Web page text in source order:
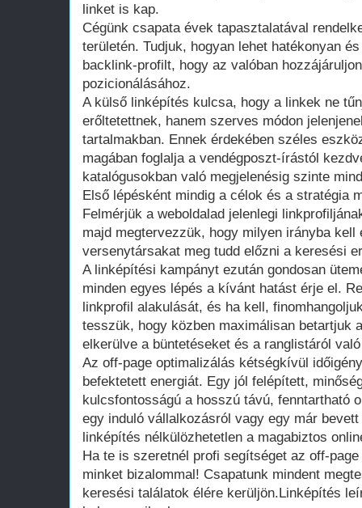
linket is kap.
Cégünk csapata évek tapasztalatával
területén. Tudjuk, hogyan lehet hatékonyan
backlink-profilt, hogy az valóban
pozicionálásához.
A külső linképítés kulcsa, hogy a linkek ne
erőltetettnek, hanem szerves módon
tartalmakban. Ennek érdekében széles
magában foglalja a vendégposzt-írástól
katalógusokban való megjelenésig szinte
Első lépésként mindig a célok és a stratégia
Felmérjük a weboldalad jelenlegi
majd megtervezzük, hogy milyen irányba kell
versenytársakat meg tudd előzni a keresési
A linképítési kampányt ezután gondosan
minden egyes lépés a kívánt hatást érje el.
linkprofil alakulását, és ha kell,
tesszük, hogy közben maximálisan betartjuk
elkerülve a büntetéseket és a ranglistáról
Az off-page optimalizálás kétségkívül
befektetett energiát. Egy jól felépített,
kulcsfontosságú a hosszú távú, fenntartható
egy induló vállalkozásról vagy egy már
linképítés nélkülözhetetlen a magabiztos
Ha te is szeretnél profi segítséget az off-
minket bizalommal! Csapatunk mindent
keresési találatok élére kerüljön.Linképítés